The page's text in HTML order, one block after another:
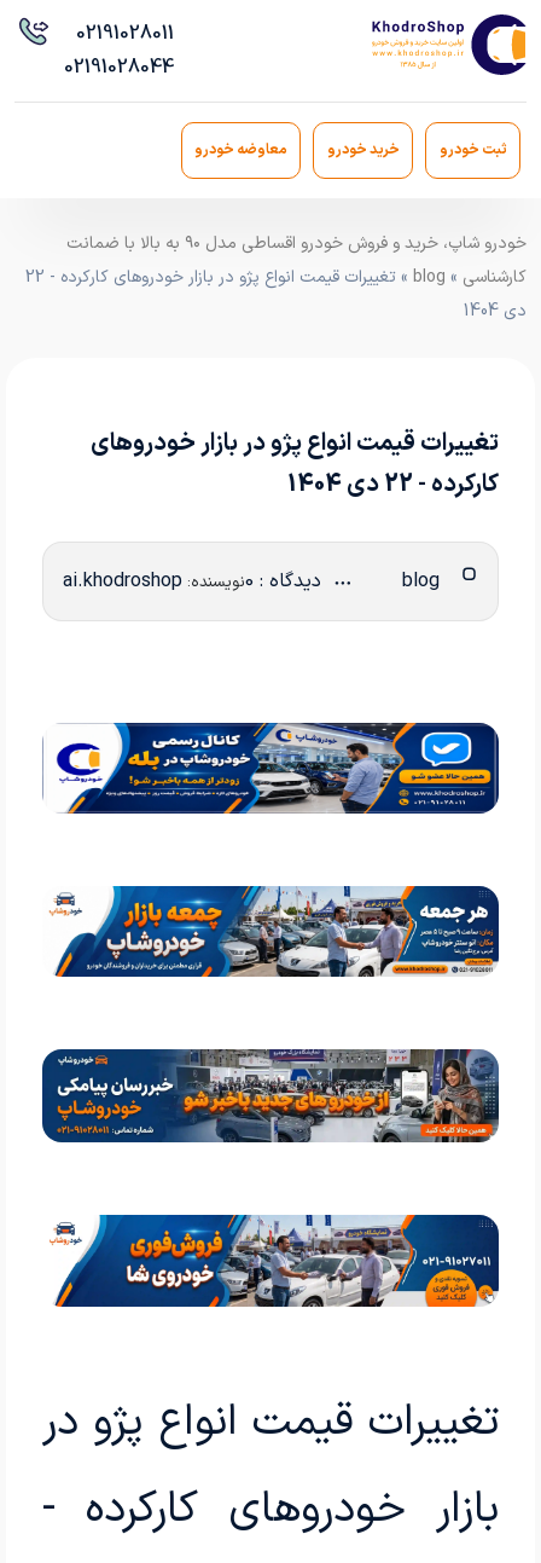
02191028011
02191028044
ثبت خودرو خرید خودرو معاوضه خودرو
خودرو شاپ، خرید و فروش خودرو اقساطی مدل ۹۰ به بالا با ضمانت
کارشناسی »
blog
» تغییرات قیمت انواع پژو در بازار خودروهای کارکرده - 22
دی 1404
تغییرات قیمت انواع پژو در بازار خودروهای
کارکرده - 22 دی 1404
دیدگاه : 0 نویسنده:ai.khodroshop
تغییرات قیمت انواع پژو در
بازار خودروهای کارکرده -